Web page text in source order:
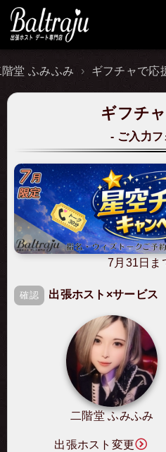
堂 ふみふみ ギフチャで応
ギフチ
ご入力フ
7月31日ま
確認 出張ホスト×サービス
二階堂 ふみふみ
出張ホスト変更